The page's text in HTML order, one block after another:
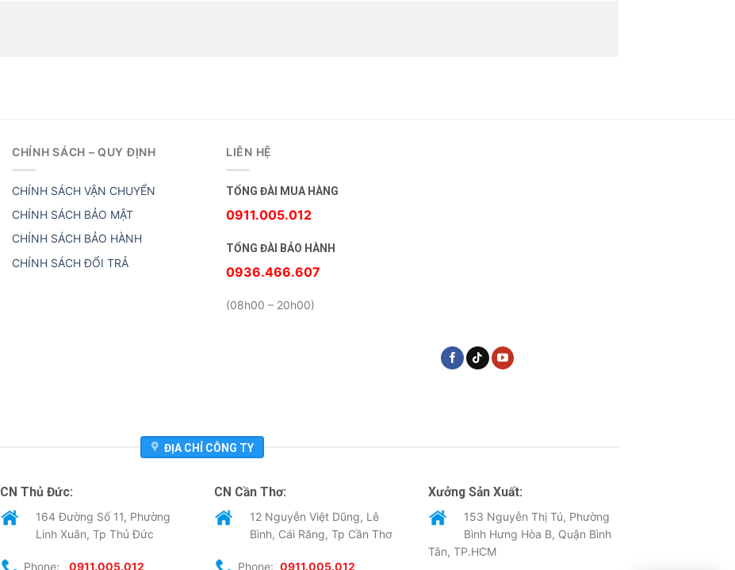
CHÍNH SÁCH – QUY ĐỊNH
CHÍNH SÁCH VẬN CHUYỂN
CHÍNH SÁCH BẢO MẬT
CHÍNH SÁCH BẢO HÀNH
CHÍNH SÁCH ĐỔI TRẢ
LIÊN HỆ
TỔNG ĐÀI MUA HÀNG
0911.005.012
TỔNG ĐÀI BẢO HÀNH
0936.466.607
(08h00 – 20h00)
ĐỊA CHỈ CÔNG TY
CN Thủ Đức:
164 Đường Số 11, Phường
Linh Xuân, Tp Thủ Đức
Phone: 0911.005.012
CN Cần Thơ:
12 Nguyễn Việt Dũng, Lê
Bình, Cái Răng, Tp Cần Thơ
Phone: 0911.005.012
Xưởng Sản Xuất:
153 Nguyễn Thị Tú, Phường
Bình Hưng Hòa B, Quận Bình
Tân, TP.HCM